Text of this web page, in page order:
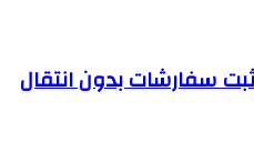
سفارشات بدون انتقال